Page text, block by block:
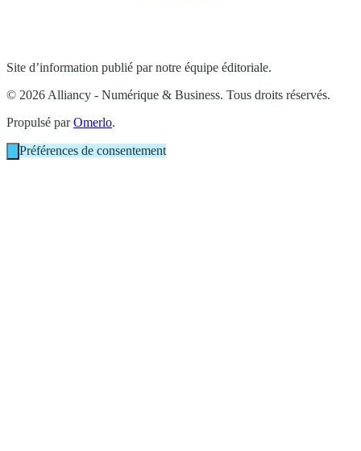
Site d’information publié par notre équipe éditoriale.
© 2026 Alliancy - Numérique & Business. Tous droits réservés.
Propulsé parOmerlo.
Préférences de consentement